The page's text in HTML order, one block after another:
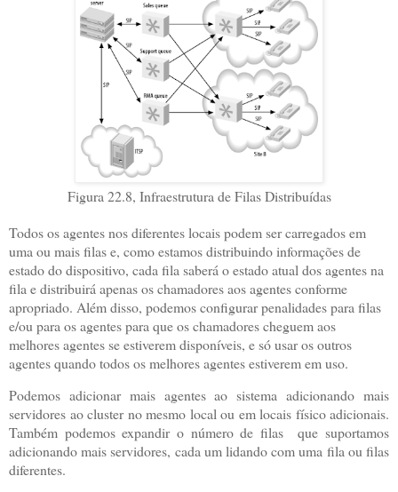
Figura 22.8, Infraestrutura de Filas Distribuídas
Todos os agentes nos diferentes locais podem ser carregados em
uma ou mais filas e, como estamos distribuindo informações de
estado do dispositivo, cada fila saberá o estado atual dos agentes na
fila e distribuirá apenas os chamadores aos agentes conforme
apropriado. Além disso, podemos configurar penalidades para filas
e/ou para os agentes para que os chamadores cheguem aos
melhores agentes se estiverem disponíveis, e só usar os outros
agentes quando todos os melhores agentes estiverem em uso.
Podemos adicionar mais agentes ao sistema adicionando mais
servidores ao cluster no mesmo local ou em locais físico adicionais.
Também podemos expandir o número de filas que suportamos
adicionando mais servidores, cada um lidando com uma fila ou filas
diferentes.